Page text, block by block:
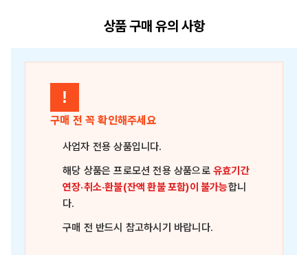
상품 구매 유의 사항
!
구매 전 꼭 확인해주세요
사업자 전용 상품입니다.
해당 상품은프로모션 전용 상품으로유효기간
연장·취소·환불(잔액 환불 포함)이 불가능합니
다.
구매 전 반드시 참고하시기 바랍니다.